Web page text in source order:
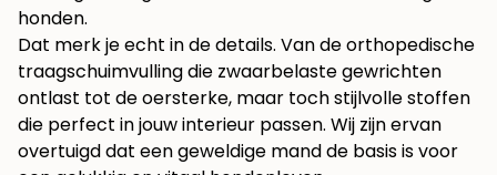
honden.
Dat merk je echt in de details. Van de orthopedische
traagschuimvulling die zwaarbelaste gewrichten
ontlast tot de oersterke, maar toch stijlvolle stoffen
die perfect in jouw interieur passen. Wij zijn ervan
overtuigd dat een geweldige mand de basis is voor